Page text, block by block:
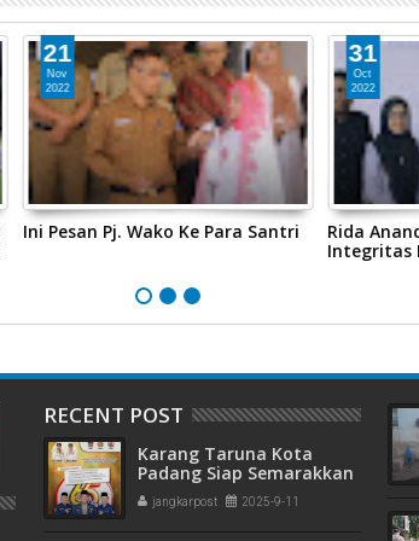
21
Nov
2022
Ini Pesan Pj. Wako Ke Para Santri
31
Oct
2022
Rida
Integritas
RECENT POST
Karang Taruna Kota
Padang Siap Semarakkan
HUT ke-65 : Dari
Lapangan Hijau hingga
jangkarpost 2025-9-11